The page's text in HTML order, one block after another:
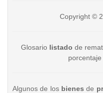
Copyright ©
Glosario listado de
porcentaje
Algunos de los bienesde